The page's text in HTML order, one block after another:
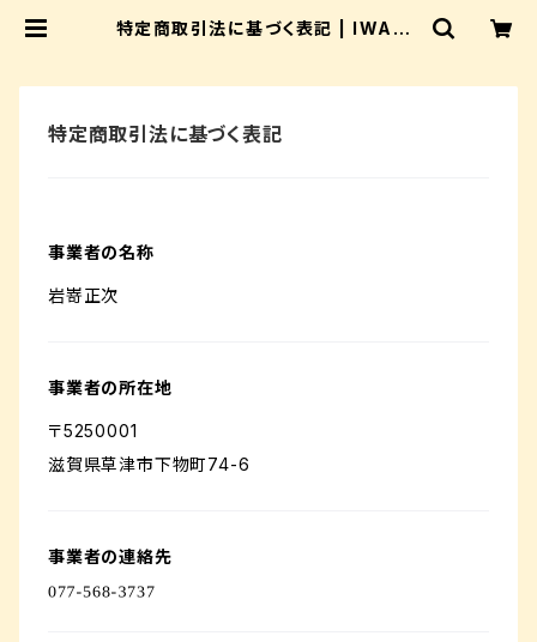
特定商取引法に基づく表記 | IWASA
特定商取引法に基づく表記
事業者の名称
岩嵜正次
事業者の所在地
〒5250001
滋賀県草津市下物町74-6
事業者の連絡先